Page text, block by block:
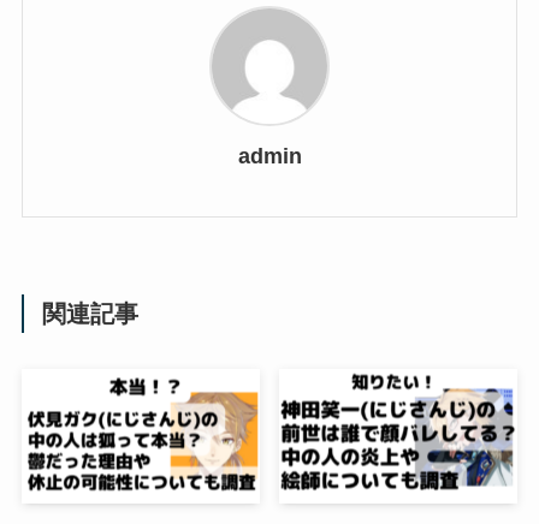
admin
関連記事